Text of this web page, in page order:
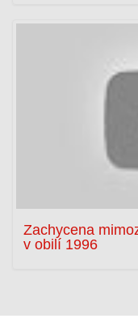
Zachycena
v obilí 1996